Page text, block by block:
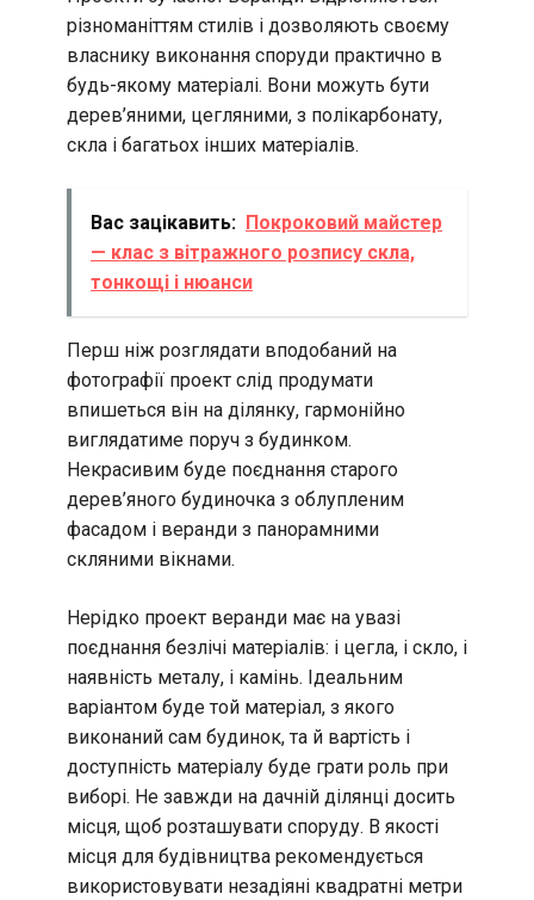
різноманіттям стилів і дозволяють своєму
власнику виконання споруди практично в
будь-якому матеріалі. Вони можуть бути
дерев’яними, цегляними, з полікарбонату,
скла і багатьох інших матеріалів.
Вас зацікавить: Покроковий майстер
— клас з вітражного розпису скла,
тонкощі і нюанси
Перш ніж розглядати вподобаний на
фотографії проект слід продумати
впишеться він на ділянку, гармонійно
виглядатиме поруч з будинком.
Некрасивим буде поєднання старого
дерев’яного будиночка з облупленим
фасадом і веранди з панорамними
скляними вікнами.
Нерідко проект веранди має на увазі
поєднання безлічі матеріалів: і цегла, і скло, і
наявність металу, і камінь. Ідеальним
варіантом буде той матеріал, з якого
виконаний сам будинок, та й вартість і
доступність матеріалу буде грати роль при
виборі. Не завжди на дачній ділянці досить
місця, щоб розташувати споруду. В якості
місця для будівництва рекомендується
використовувати незадіяні квадратні метри